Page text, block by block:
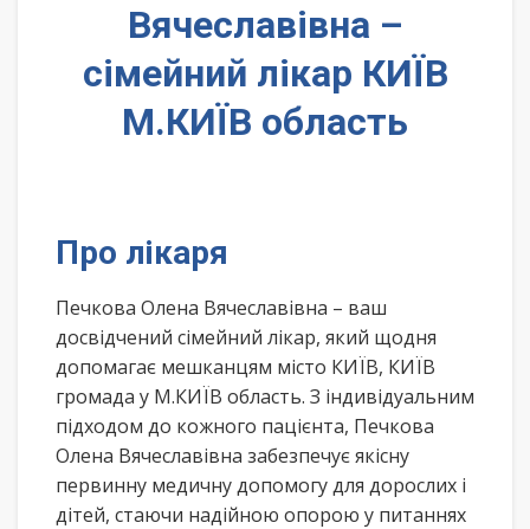
Вячеславівна –
сімейний лікар КИЇВ
М.КИЇВ область
Про лікаря
Печкова Олена Вячеславівна – ваш
досвідчений сімейний лікар, який щодня
допомагає мешканцям місто КИЇВ, КИЇВ
громада у М.КИЇВ область. З індивідуальним
підходом до кожного пацієнта, Печкова
Олена Вячеславівна забезпечує якісну
первинну медичну допомогу для дорослих і
дітей, стаючи надійною опорою у питаннях